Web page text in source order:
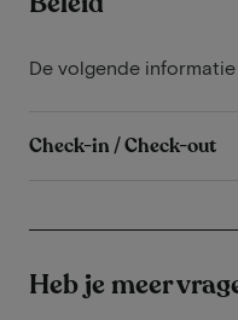
De volgende
Check-in / Check-out
Heb je meer